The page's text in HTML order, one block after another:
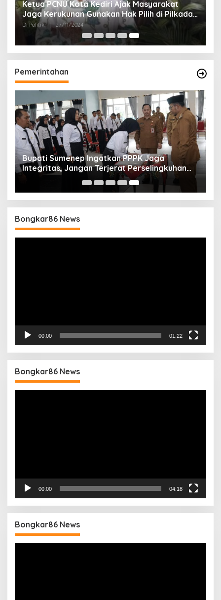
Ketua PCNU Kota Kediri Ajak Masyarakat
Jaga Kerukunan Gunakan Hak Pilih di Pilkada
2024
Di Politik | 27/11/2024
Pemerintahan
Bupati Sumenep Ingatkan PPPK Jaga
Integritas, Jangan Terjerat Perselingkuhan
dan Judi Online
Bongkar86 News
00:00 01:22
Bongkar86 News
00:00 04:18
Bongkar86 News